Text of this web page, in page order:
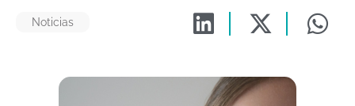
Noticias